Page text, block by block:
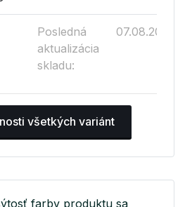
Posledná
aktualizácia
skladu:
07.08.2026
všetkých variánt
farby produktu sa